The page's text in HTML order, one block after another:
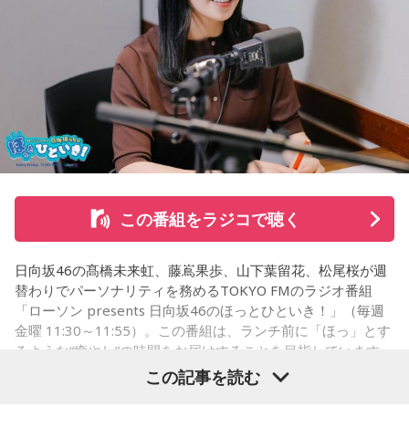
遠山：僕は「惡の華」が好きで、（テレビドラマ版ではW主
演の）あのちゃんと鈴木福くんがめちゃくちゃ素晴らしかっ
たですけど、そういうドラマの音楽って、どう作っていく
ほのか：私も今回初めて関わらせてもらったんですけど、今
まで作ってきたライブでやる曲やバンドでやる曲の作り方と
いうか。リーガルリリーでは、音楽を聴いてほしくて作って
いるんですけれど、ドラマの音楽は、映像を観てもらわない
から、音楽を通して真逆な作り方を体験できて、めちゃめち
ゃ面白かったです。
この番組をラジコで聴く
日向坂46の髙橋未来虹、藤嶌果歩、山下葉留花、松尾桜が週
替わりでパーソナリティを務めるTOKYO FMのラジオ番組
「ローソン presents 日向坂46のほっとひといき！」（毎週
金曜 11:30～11:55）。この番組は、ランチ前に「ほっ」とす
るような“癒やし”の時間をお届けすることを目指しています
が、たまに（？）脱線してしまう番組です。7月31日（金）
の放送は、山下と松尾の2人でお届け！ ここでは、松尾が7月
この記事を読む